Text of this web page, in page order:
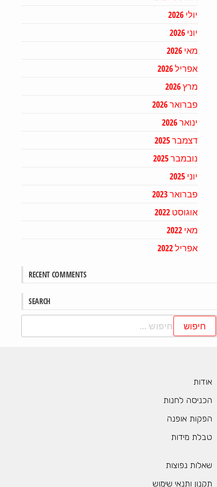
יולי 2026
יוני 2026
מאי 2026
אפריל 2026
מרץ 2026
פברואר 2026
ינואר 2026
דצמבר 2025
נובמבר 2025
יוני 2025
פברואר 2023
אוגוסט 2022
מאי 2022
אפריל 2022
RECENT COMMENTS
SEARCH
לחנות
אופנה
מידות
נפוצות
ותנאי שימוש